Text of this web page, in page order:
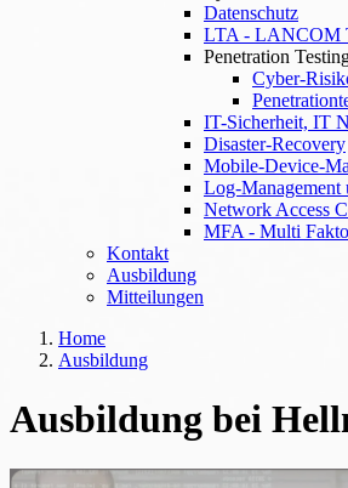
Datenschutz
LTA - LANCOM
Penetration
Cyber-
IT-Sicherheit, IT
Disaster-Recovery
Mobile-Device-
Log-
Network Access
MFA - Multi
Kontakt
Ausbildung
Mitteilungen
Home
Ausbildung
Ausbildung bei